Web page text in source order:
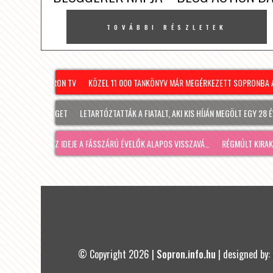
TOVÁBBI RÉSZLETEK
– SOPRON TV KÖZEL 11 000 TANKÖNYV MÁR MEGÉRKEZETT SOPRONBA A
MINDENKI EZT
LETARTÓZTATTÁK A FIATALT, AKI KIS HÍJÁN MEGÖLT EGY 28 ÉVES
AZ IDEJE A FÁSSZÁRÚ ÉVELŐK ALAPOS VISSZAVÁ… RÉGMÚLT KIRAKATA,
© Copyright 2026 | Sopron.info.hu | designed by: